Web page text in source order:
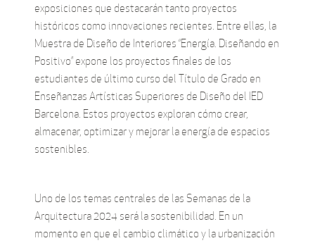
exposiciones que destacarán tanto proyectos
históricos como innovaciones recientes. Entre ellas, la
Muestra de Diseño de Interiores “Energía. Diseñando en
Positivo” expone los proyectos finales de los
estudiantes de último curso del Título de Grado en
Enseñanzas Artísticas Superiores de Diseño del IED
Barcelona. Estos proyectos exploran cómo crear,
almacenar, optimizar y mejorar la energía de espacios
sostenibles.
Uno de los temas centrales de las Semanas de la
Arquitectura 2024 será la sostenibilidad. En un
momento en que el cambio climático y la urbanización